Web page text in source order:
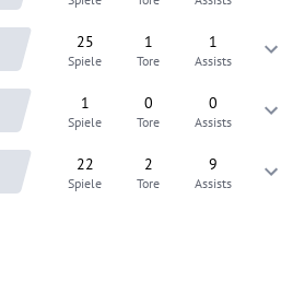
25
Spiele
1
Tore
1
Assists
1
Spiele
0
Tore
0
Assists
22
Spiele
2
Tore
9
Assists